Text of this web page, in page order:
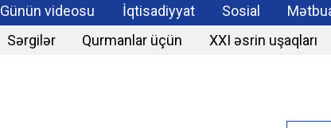
Günün videosu İqtisadiyyat Sosial
Sərgilər Qurmanlar üçün XXI əsrin uşaqları